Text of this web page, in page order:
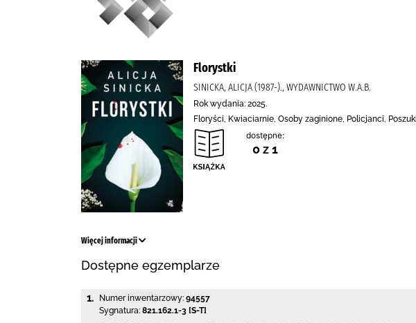
Florystki
SINICKA, ALICJA (1987-)., WYDAWNICTWO W.A.B.
Rok wydania: 2025.
Floryści, Kwiaciarnie, Osoby zaginione, Policjanci,
dostępne:
0 z 1
Więcej informacji
Dostępne egzemplarze
1. Numer inwentarzowy: 94557
Sygnatura: 821.162.1-3 [S-T]